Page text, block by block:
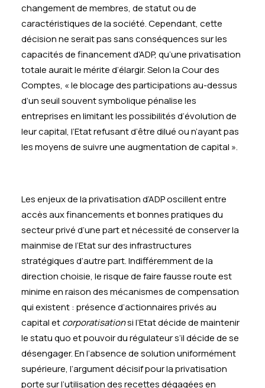
changement de membres, de statut ou de
caractéristiques de la société. Cependant, cette
décision ne serait pas sans conséquences sur les
capacités de financement d’ADP, qu’une privatisation
totale aurait le mérite d’élargir. Selon la Cour des
Comptes, « le blocage des participations au-dessus
d’un seuil souvent symbolique pénalise les
entreprises en limitant les possibilités d’évolution de
leur capital, l’Etat refusant d’être dilué ou n’ayant pas
les moyens de suivre une augmentation de capital ».
Les enjeux de la privatisation d’ADP oscillent entre
accès aux financements et bonnes pratiques du
secteur privé d’une part et nécessité de conserver la
mainmise de l’Etat sur des infrastructures
stratégiques d’autre part. Indifféremment de la
direction choisie, le risque de faire fausse route est
minime en raison des mécanismes de compensation
qui existent : présence d’actionnaires privés au
capital etcorporatisationsi l’Etat décide de maintenir
le statu quo et pouvoir du régulateur s’il décide de se
désengager. En l’absence de solution uniformément
supérieure, l’argument décisif pour la privatisation
porte sur l’utilisation des recettes dégagées en